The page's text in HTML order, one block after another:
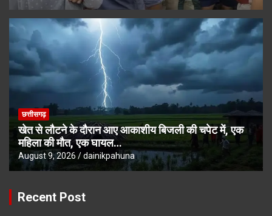
छत्तीसगढ़
खेत से लौटने के दौरान आए आकाशीय बिजली की चपेट में, एक
महिला की मौत, एक घायल…
August 9, 2026 dainikpahuna
Recent Post